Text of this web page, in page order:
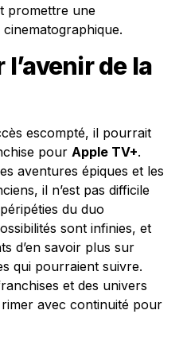
promettre une
de la
escompté, il pourrait
pour Apple TV+.
aventures épiques et les
il n’est pas difficile
du duo
sont infinies, et
d’en savoir plus sur
qui pourraient suivre.
et des univers
avec continuité pour